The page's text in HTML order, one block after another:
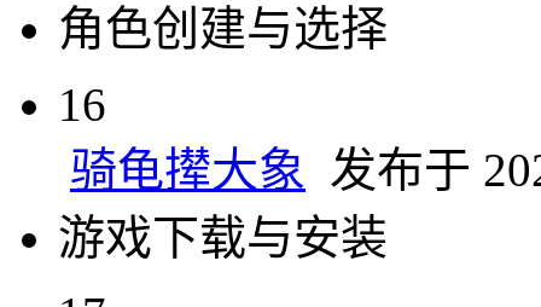
角色创建与选择
16
骑龟撵大象 发布于
游戏下载与安装